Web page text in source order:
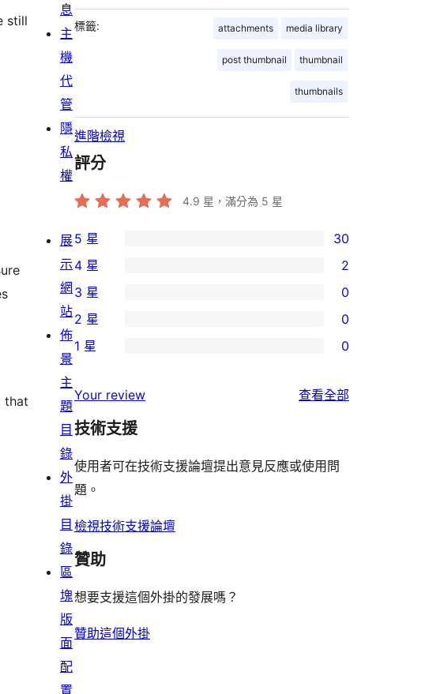
still
that
標籤: attachments media library
post thumbnail thumbnail
thumbnails
進階檢視
評分
4.9 星，滿分為 5 星
30
個
5
星
使
者
論
5 星 30
個
4
星
用
者
論
4 星 2
0
個
3
使
用
評
論
3 星 0
個
星
使
者
評
論
2 星 0
1
星
用
者
評
1 星 0
Your review 查看全部
技術支援
使用者可在技術支援論壇提出意見反應或使用問
題。
檢視技術支援論壇
贊助
想要支援這個外掛的發展嗎？
贊助這個外掛
息
主
機
代
管
隱
私
權
展
示
網
站
佈
景
主
題
目
錄
外
掛
目
錄
區
塊
版
面
配
置